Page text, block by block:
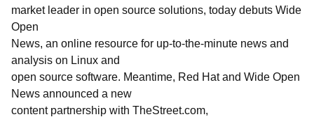
market leader in open source solutions, today debuts Wide
Open
News, an online resource for up-to-the-minute news and
analysis on Linux and
open source software. Meantime, Red Hat and Wide Open
News announced a new
content partnership with TheStreet.com,